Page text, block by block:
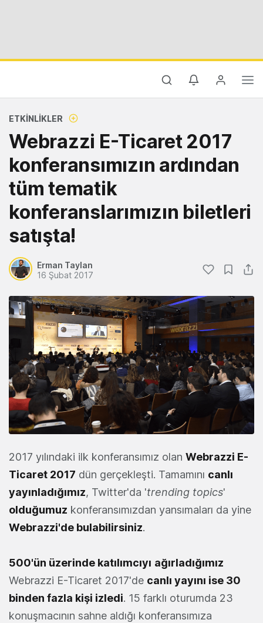
ETKINLIKLER
Webrazzi E-Ticaret 2017
konferansımızın ardından
tüm tematik
konferanslarımızın biletleri
satışta!
Erman Taylan
16 Şubat 2017
2017 yılındaki ilk konferansımız olan Webrazzi E-
Ticaret 2017 dün gerçekleşti. Tamamını canlı
yayınladığımız, Twitter'da 'trending topics'
olduğumuz konferansımızdan yansımaları da yine
Webrazzi'de bulabilirsiniz.
500'ün üzerinde katılımcıyı ağırladığımız
Webrazzi E-Ticaret 2017'de canlı yayını ise 30
binden fazla kişi izledi. 15 farklı oturumda 23
konuşmacının sahne aldığı konferansımıza